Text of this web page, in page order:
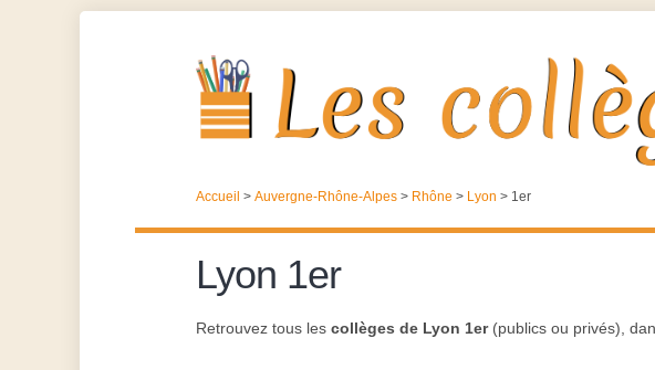
Accueil > Auvergne-Rhône-Alpes > Rhône > Lyon > 1er
Lyon 1er
Retrouvez tous les collèges de Lyon 1er(publics ou privés),